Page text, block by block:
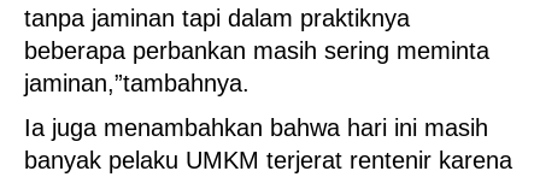
tanpa jaminan tapi dalam praktiknya
beberapa perbankan masih sering meminta
jaminan,”tambahnya.
Ia juga menambahkan bahwa hari ini masih
banyak pelaku UMKM terjerat rentenir karena